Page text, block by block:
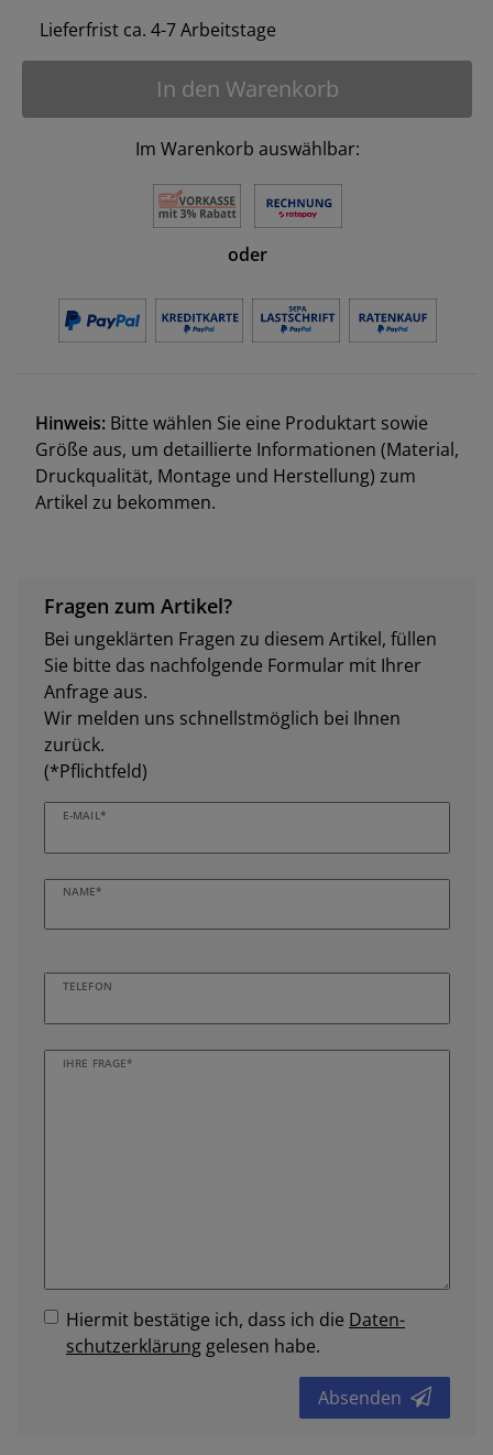
Lieferfrist ca. 4-7 Arbeitstage
In den Warenkorb
Im Warenkorb auswählbar:
oder
Hinweis: Bitte wählen Sie eine Produktart sowie
Größe aus, um detaillierte Informationen (Material,
Druckqualität, Montage und Herstellung) zum
Artikel zu bekommen.
Fragen zum Artikel?
Bei ungeklärten Fragen zu diesem Artikel, füllen
Sie bitte das nachfolgende Formular mit Ihrer
Anfrage aus.
Wir melden uns schnellstmöglich bei Ihnen
zurück.
(*Pflichtfeld)
E-MAIL*
NAME*
TELEFON
IHRE FRAGE*
Hiermit bestätige ich, dass ich die Daten­
schutz­erklärung gelesen habe.
Absenden